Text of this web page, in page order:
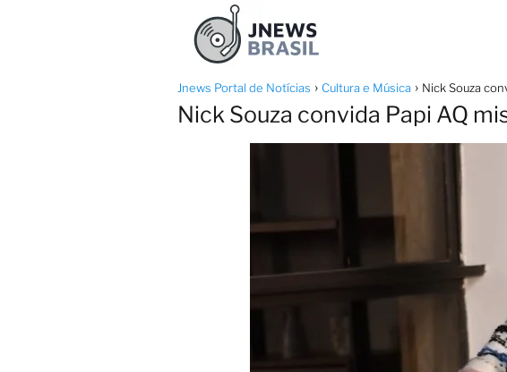
Jnews Portal de Notícias Cultura e Música Nick Souza
Nick Souza convida Papi AQ